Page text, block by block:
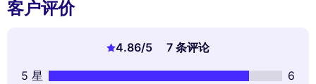
客户评价
4.86/5
7 条评论
5 星
6